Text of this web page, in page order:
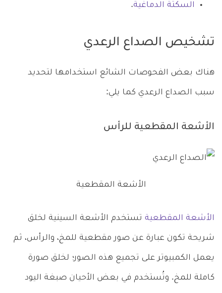
السكتة الدماغية.
تشخيص الصداع الرعدي
هناك بعض الفحوصات الشائع استخدامها لتحديد
سبب الصداع الرعدي كما يلي:
الأشعة المقطعية للرأس
الأشعة المقطعية
الأشعة المقطعية تستخدم الأشعة السينية لخلق
شريحة تكون عبارة عن صور مقطعية للمخ، والرأس، ثم
يعمل الكمبيوتر على تجميع هذه الصور؛ لخلق صورة
كاملة للمخ. وتُستخدم في بعض الأحيان صبغة اليود